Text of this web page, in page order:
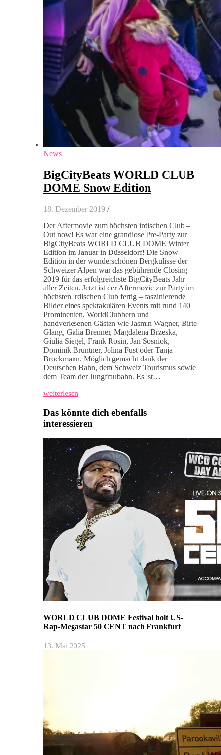
News
BigCityBeats WORLD CLUB
DOME Snow Edition
18. Dezember 2019 /
Der Aftermovie zum höchsten irdischen Club –
Out now! Es war eine grandiose Pre-Party zur
BigCityBeats WORLD CLUB DOME Winter
Edition im Januar in Düsseldorf! Die Snow
Edition in der wunderschönen Bergkulisse der
Schweizer Alpen war das gebührende Closing
2019 für das erfolgreichste BigCityBeats Jahr
aller Zeiten. Jetzt ist der Aftermovie zur Party im
höchsten irdischen Club fertig – faszinierende
Bilder eines spektakulären Events mit rund 140
Prominenten, WorldClubbern und
handverlesenen Gästen wie Jasmin Wagner, Birte
Glang, Galia Brenner, Magdalena Brzeska,
Giulia Siegel, Frank Rosin, Jan Sosniok,
Dominik Bruntner, Jolina Fust oder Tanja
Brockmann. Möglich gemacht dank der
Deutschen Bahn, dem Schweiz Tourismus sowie
dem Team der Jungfraubahn. Es ist…
weiterlesen
Das könnte dich ebenfalls
interessieren
WORLD CLUB DOME Festival holt US-
Rap-Megastar 50 CENT nach Frankfurt
13. Mai 2025